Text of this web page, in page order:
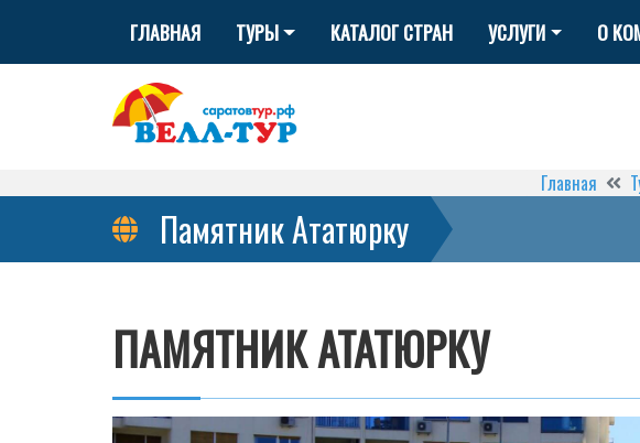
ГЛАВНАЯ ТУРЫ КАТАЛОГ СТРАН УСЛУГИ О
Главная
Памятник Ататюрку
ПАМЯТНИК АТАТЮРКУ